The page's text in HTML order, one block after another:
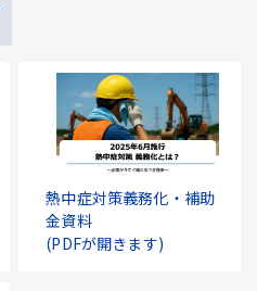
熱中症対策義務化・補助
金資料
(PDFが開きます)